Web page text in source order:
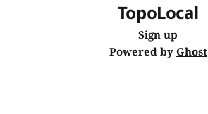
TopoLocal
Sign up
Powered by Ghost